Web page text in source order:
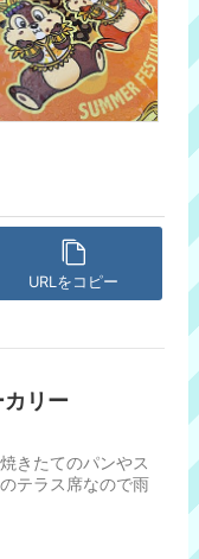
URLをコピー
リー
きたてのパンやス
テラス席なので雨